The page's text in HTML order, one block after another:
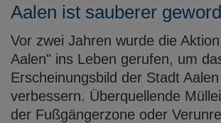
Aalen ist sauberer
Vor zwei Jahren wurde die
Aalen" ins Leben gerufen, um
Erscheinungsbild der Stadt
verbessern. Überquellende
der Fußgängerzone oder